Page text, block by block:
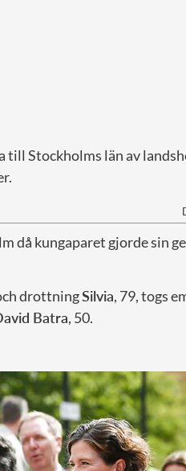
till Stockholms län av
då kungaparet gjorde sin
drottningSilvia, 79, togs
Batra, 50.